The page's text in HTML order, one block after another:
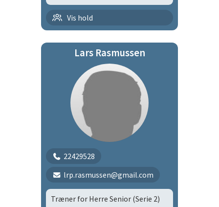
Vis hold
Håndbold | H-HS
Lars Rasmussen
22429528
lrp.rasmussen@gmail.com
Træner for Herre Senior (Serie 2)